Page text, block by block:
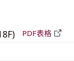
PDF表格